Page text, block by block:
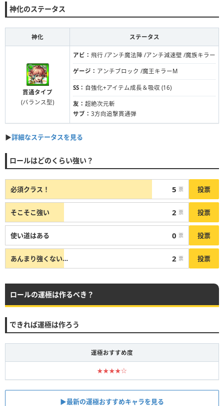
神化のステータス
神化 ステータス
貫通タイプ
(バランス型)
アビ： 飛行 /アンチ魔法陣 /アンチ減速壁 /魔族キラー
ゲージ： アンチブロック /魔王キラーM
SS： 自強化+アイテム成長＆吸収 (16)
友： 超絶次元斬
サブ： 3方向追撃貫通弾
▶︎詳細なステータスを見る
ロールはどのくらい強い？
必須クラス！ 5 票 投票
そこそこ強い 2 票 投票
使い道はある 0 票 投票
あんまり強くない… 2 票 投票
ロールの運極は作るべき？
できれば運極は作ろう
運極おすすめ度
★★★★☆
▶︎︎最新の運極おすすめキャラを見る